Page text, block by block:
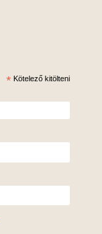
* Kötelező kitölteni